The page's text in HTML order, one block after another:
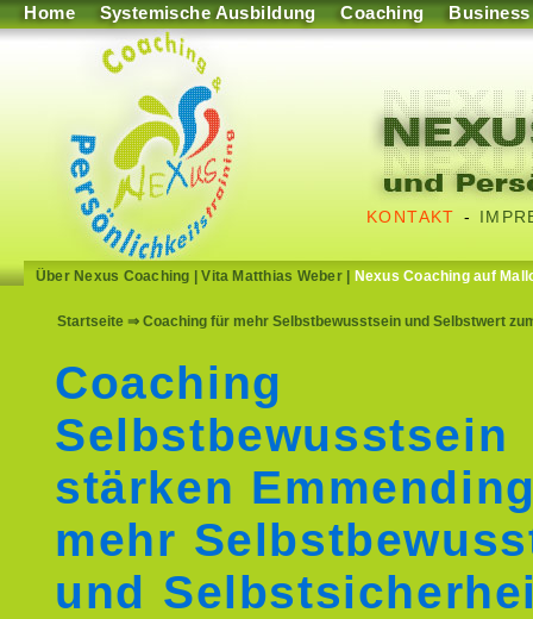
Home Systemische Ausbildung Coaching Business
KONTAKT -
Über Nexus Coaching |Vita Matthias Weber| Nexus Coaching auf
Startseite ⇒ Coaching für mehr Selbstbewusstsein und Selbstwert
Coaching
Selbstbewusstsein
stärken
mehr
und